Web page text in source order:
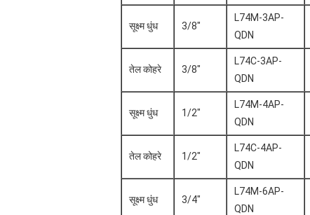
सूक्ष्म धुंध 3/8"
L74M-3AP-
QDN
तेल कोहरे 3/8"
L74C-3AP-
QDN
सूक्ष्म धुंध 1/2"
L74M-4AP-
QDN
तेल कोहरे 1/2"
L74C-4AP-
QDN
सूक्ष्म धुंध 3/4"
L74M-6AP-
QDN